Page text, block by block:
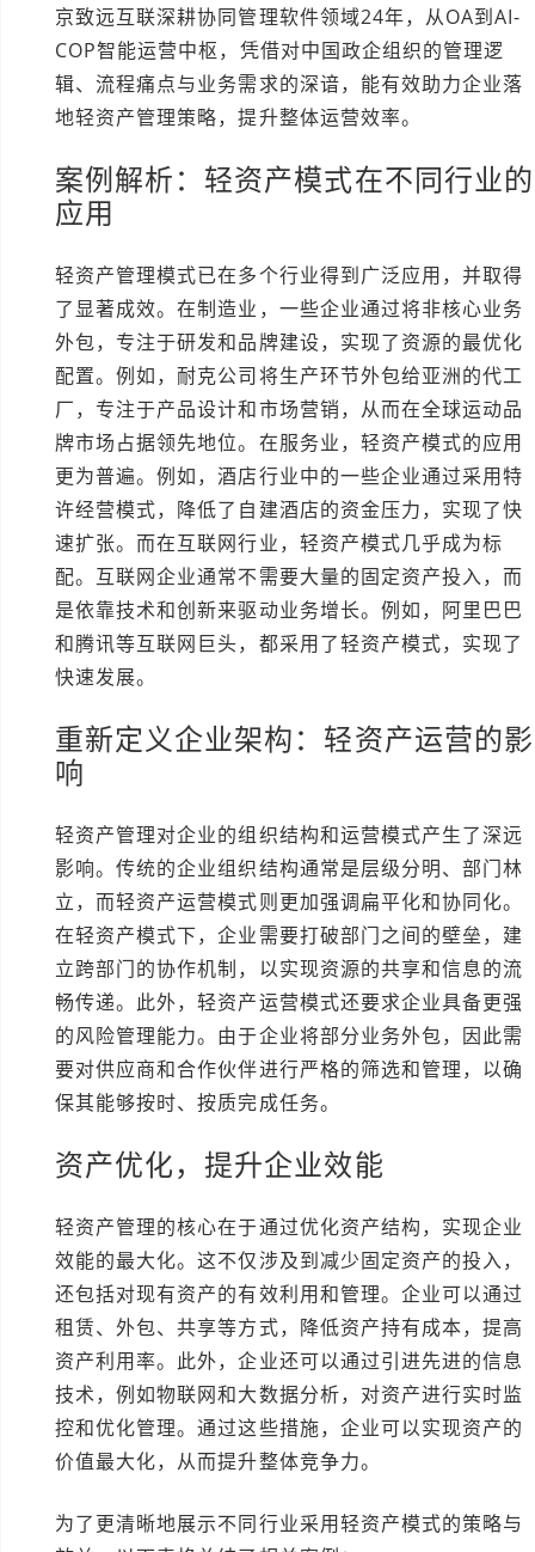
京致远互联深耕协同管理软件领域24年，从OA到AI-
COP智能运营中枢，凭借对中国政企组织的管理逻
辑、流程痛点与业务需求的深谙，能有效助力企业落
地轻资产管理策略，提升整体运营效率。
案例解析：轻资产模式在不同行业的
应用
轻资产管理模式已在多个行业得到广泛应用，并取得
了显著成效。在制造业，一些企业通过将非核心业务
外包，专注于研发和品牌建设，实现了资源的最优化
配置。例如，耐克公司将生产环节外包给亚洲的代工
厂，专注于产品设计和市场营销，从而在全球运动品
牌市场占据领先地位。在服务业，轻资产模式的应用
更为普遍。例如，酒店行业中的一些企业通过采用特
许经营模式，降低了自建酒店的资金压力，实现了快
速扩张。而在互联网行业，轻资产模式几乎成为标
配。互联网企业通常不需要大量的固定资产投入，而
是依靠技术和创新来驱动业务增长。例如，阿里巴巴
和腾讯等互联网巨头，都采用了轻资产模式，实现了
快速发展。
重新定义企业架构：轻资产运营的影
响
轻资产管理对企业的组织结构和运营模式产生了深远
影响。传统的企业组织结构通常是层级分明、部门林
立，而轻资产运营模式则更加强调扁平化和协同化。
在轻资产模式下，企业需要打破部门之间的壁垒，建
立跨部门的协作机制，以实现资源的共享和信息的流
畅传递。此外，轻资产运营模式还要求企业具备更强
的风险管理能力。由于企业将部分业务外包，因此需
要对供应商和合作伙伴进行严格的筛选和管理，以确
保其能够按时、按质完成任务。
资产优化，提升企业效能
轻资产管理的核心在于通过优化资产结构，实现企业
效能的最大化。这不仅涉及到减少固定资产的投入，
还包括对现有资产的有效利用和管理。企业可以通过
租赁、外包、共享等方式，降低资产持有成本，提高
资产利用率。此外，企业还可以通过引进先进的信息
技术，例如物联网和大数据分析，对资产进行实时监
控和优化管理。通过这些措施，企业可以实现资产的
价值最大化，从而提升整体竞争力。
为了更清晰地展示不同行业采用轻资产模式的策略与